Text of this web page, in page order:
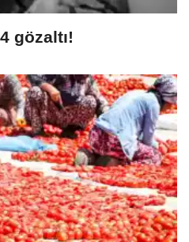
gözaltı!